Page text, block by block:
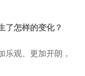
了怎样的变化？
观、更加开朗，